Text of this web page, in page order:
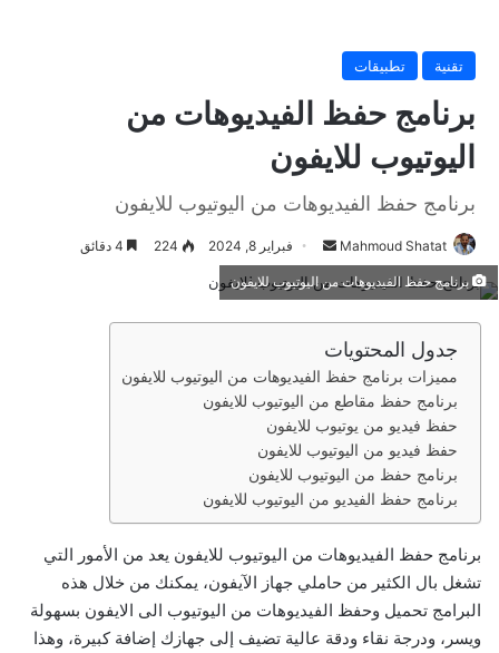
تقنية تطبيقات
برنامج حفظ الفيديوهات من
اليوتيوب للايفون
برنامج حفظ الفيديوهات من اليوتيوب للايفون
Mahmoud Shatat
ر
س
ل
ر
ي
د
ا
إ
ر
و
فبراير 8, 2024 224
برنامج حفظ الفيديوهات من اليوتيوب للايفون
جدول المحتويات
مميزات برنامج حفظ الفيديوهات من اليوتيوب للايفون
برنامج حفظ مقاطع من اليوتيوب للايفون
حفظ فيديو من يوتيوب للايفون
حفظ فيديو من اليوتيوب للايفون
برنامج حفظ من اليوتيوب للايفون
برنامج حفظ الفيديو من اليوتيوب للايفون
برنامج حفظ الفيديوهات من اليوتيوب للايفون يعد من الأمور التي
تشغل بال الكثير من حاملي جهاز الآيفون، يمكنك من خلال هذه
البرامج تحميل وحفظ الفيديوهات من اليوتيوب الى الايفون بسهولة
ويسر، ودرجة نقاء ودقة عالية تضيف إلى جهازك إضافة كبيرة، وهذا